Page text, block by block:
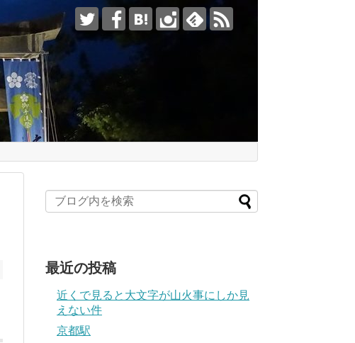
最近の投稿
近くで見ると大文字が山火事にしか見
えない件
京都駅